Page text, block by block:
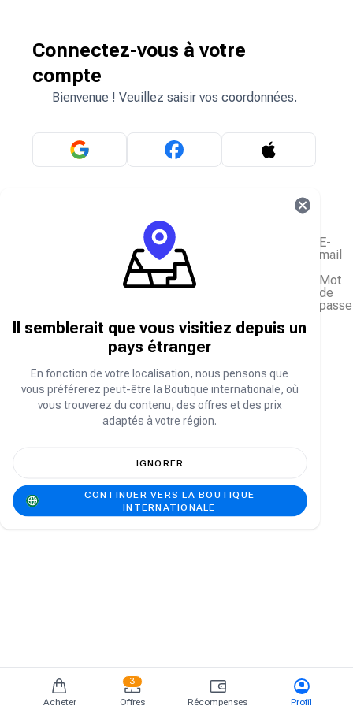
Acheter
3
Offres
Récompenses Profil
Connectez-vous à votre
compte
Bienvenue ! Veuillez saisir vos coordonnées.
E-
mail
Mot
de
passe
Se connecter
Il semblerait que vous visitiez depuis un
pays étranger
En fonction de votre localisation, nous pensons que
vous préférerez peut-être la Boutique internationale, où
vous trouverez du contenu, des offres et des prix
adaptés à votre région.
IGNORER
CONTINUER VERS LA BOUTIQUE
INTERNATIONALE